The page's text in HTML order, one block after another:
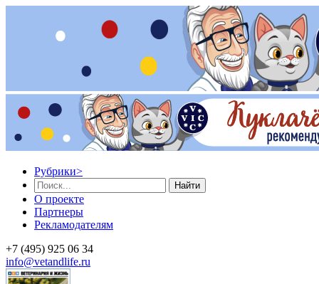
Рубрики>
Найти
О проекте
Партнеры
Рекламодателям
+7 (495) 925 06 34
info@vetandlife.ru